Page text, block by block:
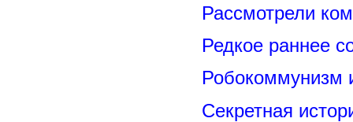
Рассмотрели
Редкое раннее
Секретная